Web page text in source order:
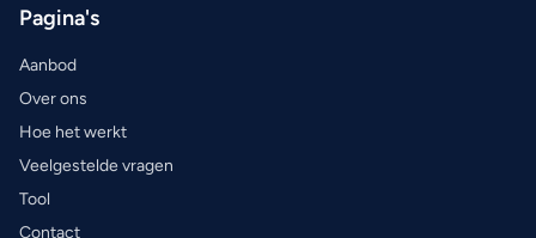
Pagina's
Aanbod
Over ons
Hoe het werkt
Veelgestelde vragen
Tool
Contact